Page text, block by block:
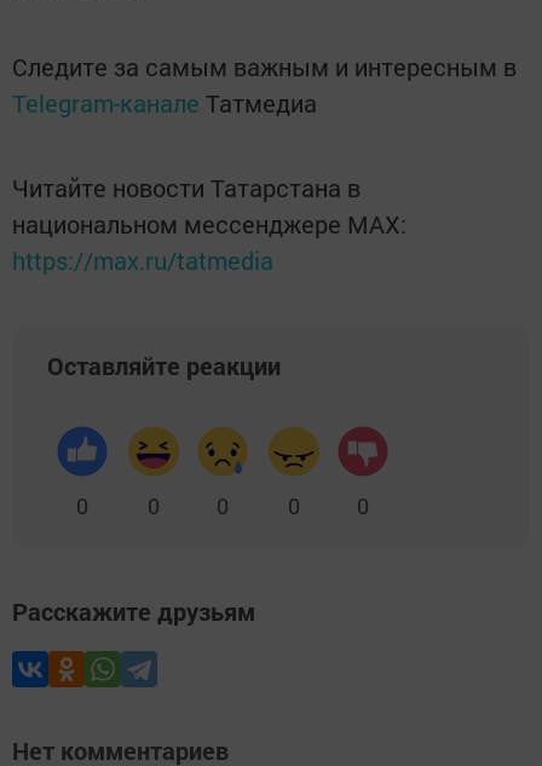
Следите за самым важным и интересным в
Telegram-канале Татмедиа
Читайте новости Татарстана в
национальном мессенджере MАХ:
https://max.ru/tatmedia
Оставляйте реакции
0 0 0 0 0
Расскажите друзьям
Нет комментариев